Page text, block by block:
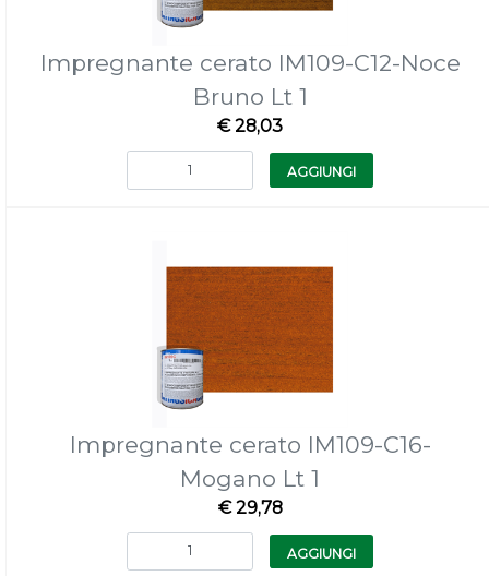
Impregnante cerato IM109-C12-Noce
Bruno Lt 1
€ 28,03
Quantità
AGGIUNGI
Impregnante cerato IM109-C16-
Mogano Lt 1
€ 29,78
Quantità
AGGIUNGI